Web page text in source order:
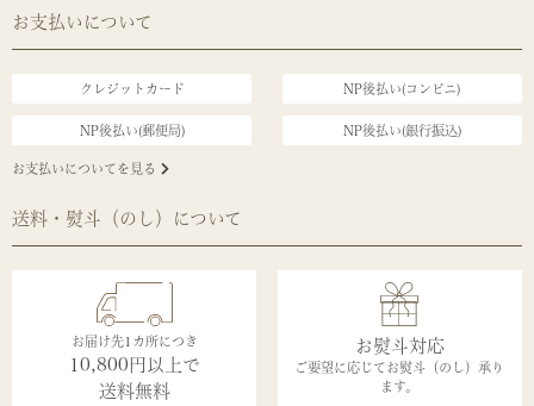
お支払いについて
クレジットカード NP後払い(コンビニ)
NP後払い(郵便局) NP後払い(銀行振込)
お支払いについてを見る
送料・熨斗（のし）について
お届け先1カ所につき
10,800円以上で
送料無料
お熨斗対応
ご要望に応じてお熨斗（のし）承り
ます。